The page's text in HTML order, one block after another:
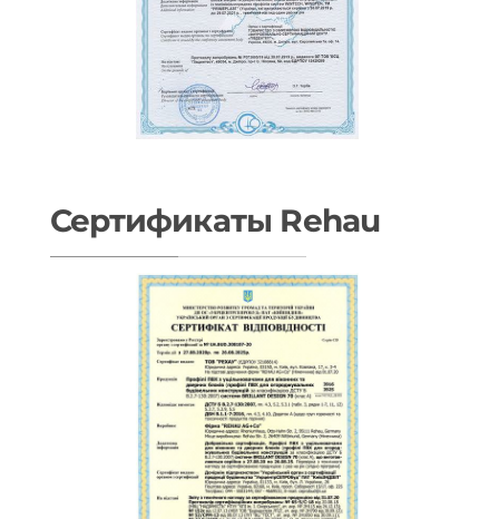
Сертификаты Rehau